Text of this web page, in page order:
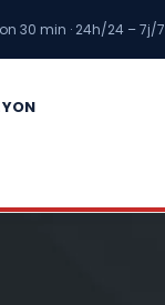
30 min · 24h/24 – 7j/7